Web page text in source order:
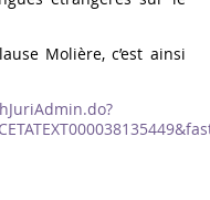
Molière, c’est ainsi